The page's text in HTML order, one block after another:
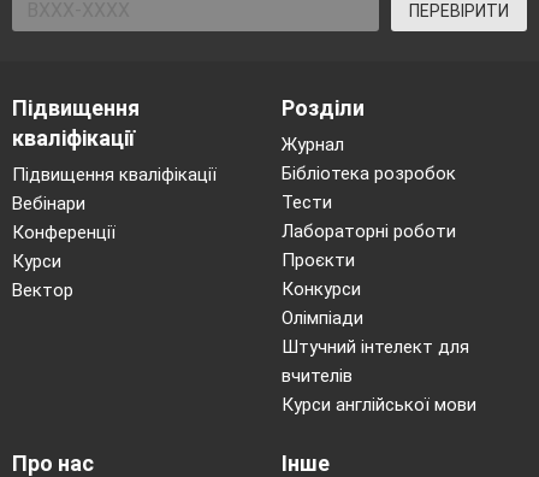
ПЕРЕВІРИТИ
Підвищення
кваліфікації
Підвищення кваліфікації
Вебінари
Конференції
Курси
Вектор
Розділи
Журнал
Бібліотека розробок
Тести
Лабораторні роботи
Проєкти
Конкурси
Олімпіади
Штучний інтелект для
вчителів
Курси англійської мови
Про нас Інше